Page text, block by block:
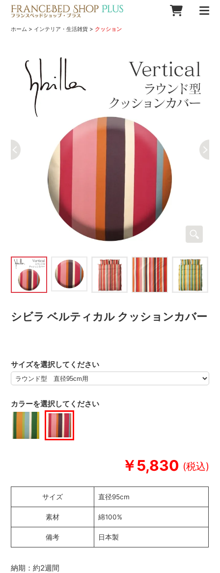
ホーム > インテリア・生活雑貨 > クッション
シビラ ベルティカル クッションカバー
￥5,830
納期：約2週間
カラーを選択してください
サイズを選択してください
サイズ 直径95cm
素材 綿100%
備考 日本製